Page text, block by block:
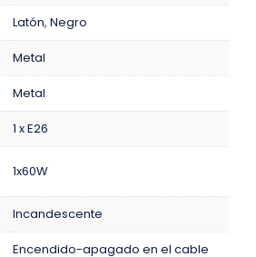
Latón, Negro
Metal
Metal
1 x E26
1x60W
Incandescente
Encendido-apagado en el cable